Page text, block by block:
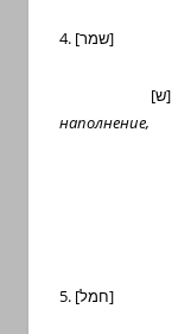
4. [שמר]
[ש]
наполнение,
5. [חמל]